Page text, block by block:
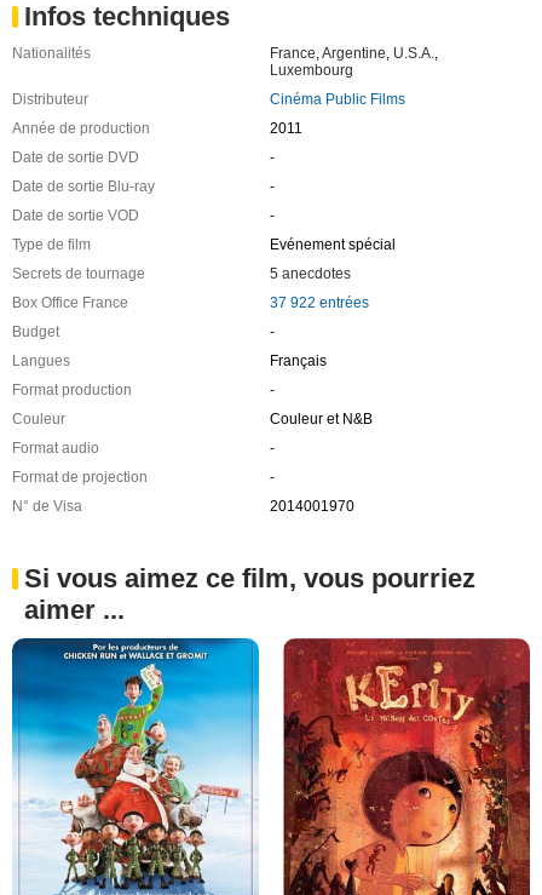
Infos techniques
Nationalités France Argentine U.S.A.
Luxembourg
Distributeur
Cinéma Public Films
Année de production
2011
Date de sortie DVD
-
Date de sortie Blu-ray
-
Date de sortie VOD
-
Type de film
Evénement spécial
Secrets de tournage
5 anecdotes
Box Office France
37 922 entrées
Budget
-
Langues
Français
Format production
-
Couleur
Couleur et N&B
Format audio
-
Format de projection
-
N° de Visa
2014001970
Si vous aimez ce film, vous pourriez
aimer ...